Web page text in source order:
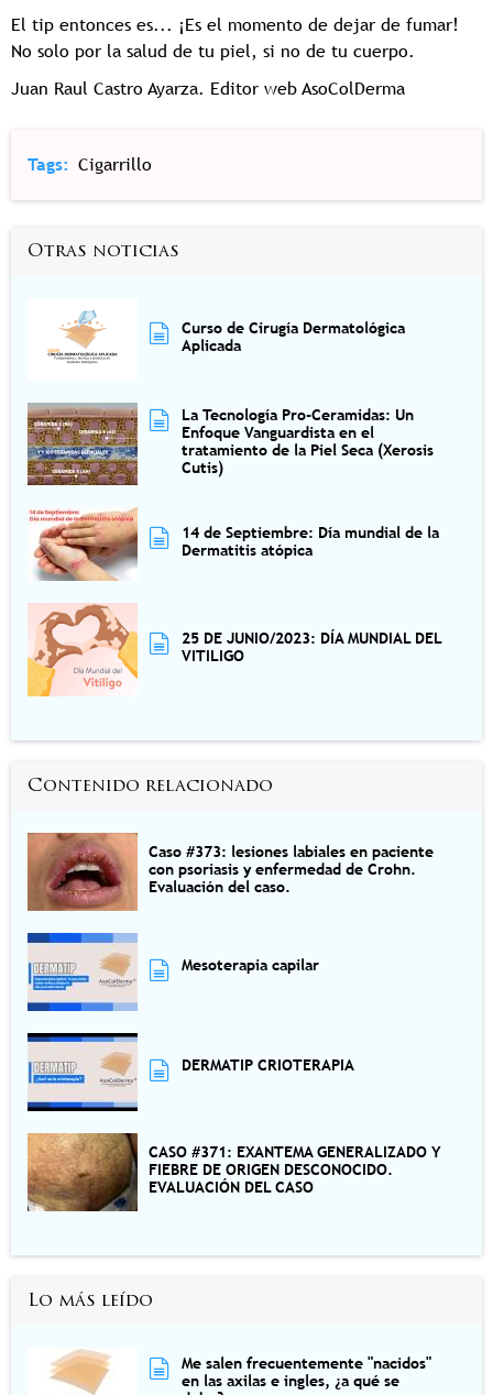
El tip entonces es... ¡Es el momento de dejar de fumar!
No solo por la salud de tu piel, si no de tu cuerpo.
Juan Raul Castro Ayarza. Editor web AsoColDerma
Tags Cigarrillo
Otras noticias
Curso de Cirugía Dermatológica
Aplicada
La Tecnología Pro-Ceramidas: Un
Enfoque Vanguardista en el
tratamiento de la Piel Seca (Xerosis
Cutis)
14 de Septiembre: Día mundial de la
Dermatitis atópica
25 DE JUNIO/2023: DÍA MUNDIAL DEL
VITILIGO
Contenido relacionado
Caso #373: lesiones labiales en paciente
con psoriasis y enfermedad de Crohn.
Evaluación del caso.
Mesoterapia capilar
DERMATIP CRIOTERAPIA
CASO #371: EXANTEMA GENERALIZADO Y
FIEBRE DE ORIGEN DESCONOCIDO.
EVALUACIÓN DEL CASO
Lo más leído
Me salen frecuentemente "nacidos"
en las axilas e ingles, ¿a qué se